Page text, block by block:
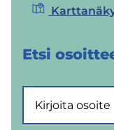
Etsi